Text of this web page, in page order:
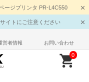
ージプリンタ PR-L4C550
イトにご注意ください
営者情報 お問い合わせ
0